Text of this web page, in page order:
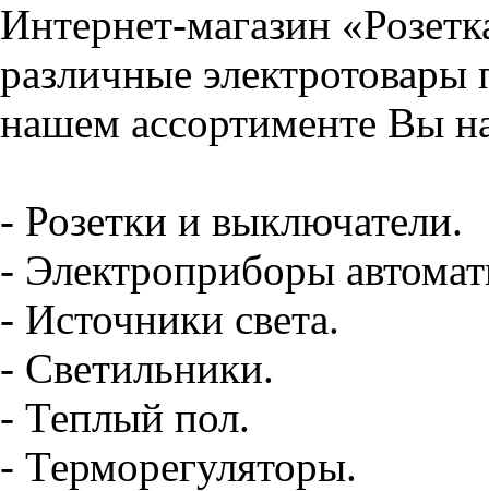
Интернет-магазин
различные
нашем ассортименте Вы
- Розетки и выключатели.
- Электроприборы
- Источники света.
- Светильники.
- Теплый пол.
- Терморегуляторы.